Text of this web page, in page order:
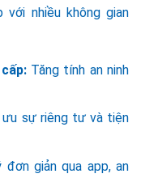
với nhiều không gian
Tăng tính an ninh
ưu sự riêng tư và tiện
giản qua app, an